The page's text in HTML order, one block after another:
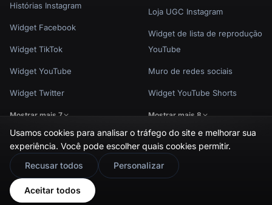
Histórias Instagram
Widget Facebook
Widget TikTok
Widget YouTube
Widget Twitter
Mostrar mais 7
Loja UGC Instagram
Widget de lista de reprodução
YouTube
Muro de redes sociais
Widget YouTube Shorts
Mostrar mais 8
© EmbedSocial 2026. Todos os direitos reservados.
Política de privacidadeTermos de usoConfigurações de cookies
Usamos cookies para analisar o tráfego do site e melhorar sua
experiência. Você pode escolher quais cookies permitir.
Recusar todos
Personalizar
Aceitar todos
🇬🇧 Would you prefer this site in English?
View in English